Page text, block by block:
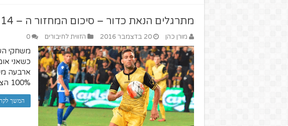
מתרגלים הנאת כדור – סיכום המחזור ה – 14 בליגת העל
מורן כהן 20 בדצמבר 2016 הזווית לחיבורים 0
משחקי
כשאני
ארבעה
100% הצלחה. איזו שלמות!
המשך